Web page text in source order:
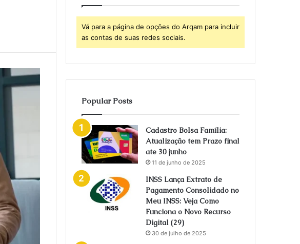
Vá para a página de opções do Arqam para incluir
as contas de suas redes sociais.
Popular Posts
Cadastro Bolsa Família:
Atualização tem Prazo final
ate 30 junho
11 de junho de 2025
INSS Lança Extrato de
Pagamento Consolidado no
Meu INSS: Veja Como
Funciona o Novo Recurso
Digital (29)
30 de julho de 2025